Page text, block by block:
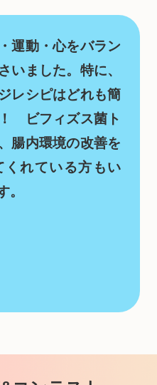
運動・心をバラン
いました。特に、
レシピはどれも簡
ビフィズス菌ト
腸内環境の改善を
れている方もい
。